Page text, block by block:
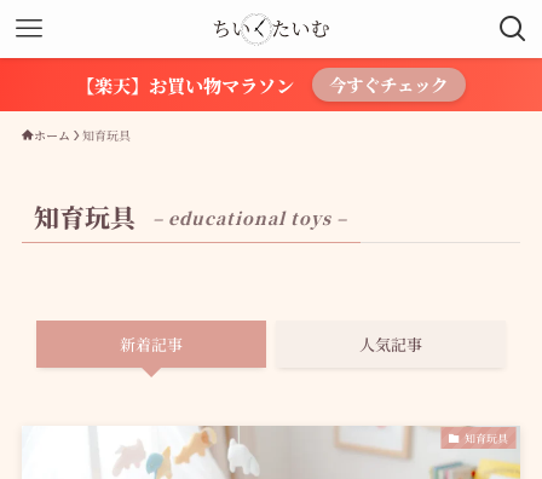
【楽天】お買い物マラソン 今すぐチェック
ホーム 知育玩具
知育玩具 – educational toys –
新着記事 人気記事
知育玩具